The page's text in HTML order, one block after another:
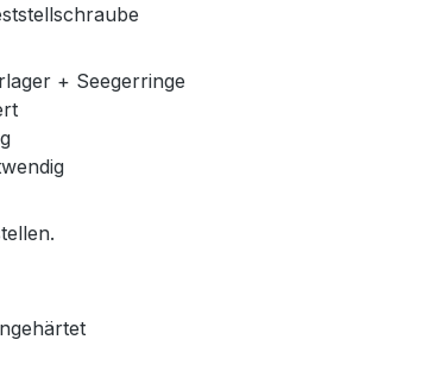
+ Seegerringe